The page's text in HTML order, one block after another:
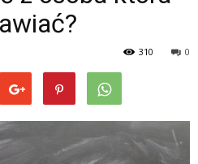
0
310